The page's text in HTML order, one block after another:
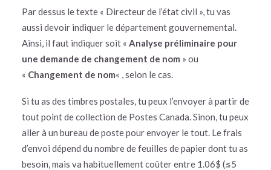
Par dessus le texte « Directeur de l’état civil », tu vas
aussi devoir indiquer le département gouvernemental.
Ainsi, il faut indiquer soit « Analyse préliminaire pour
une demande de changement de nom » ou
« Changement de nom« , selon le cas.
Si tu as des timbres postales, tu peux l’envoyer à partir de
tout point de collection de Postes Canada. Sinon, tu peux
aller à un bureau de poste pour envoyer le tout. Le frais
d’envoi dépend du nombre de feuilles de papier dont tu as
besoin, mais va habituellement coûter entre 1.06$ (≤5